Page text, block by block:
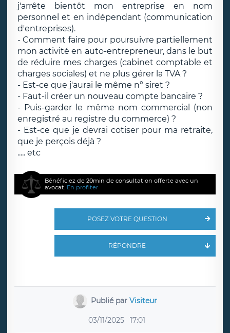
j'arrête bientôt mon entreprise en nom
personnel et en indépendant (communication
d'entreprises).
- Comment faire pour poursuivre partiellement
mon activité en auto-entrepreneur, dans le but
de réduire mes charges (cabinet comptable et
charges sociales) et ne plus gérer la TVA ?
- Est-ce que j'aurai le même n° siret ?
- Faut-il créer un nouveau compte bancaire ?
- Puis-garder le même nom commercial (non
enregistré au registre du commerce) ?
- Est-ce que je devrai cotiser pour ma retraite,
que je perçois déjà ?
..... etc
Bénéficiez de 20min de consultation offerte avec un
avocat. En profiter
POSEZ VOTRE QUESTION
RÉPONDRE
Publié parVisiteur
03/11/2025 17:01